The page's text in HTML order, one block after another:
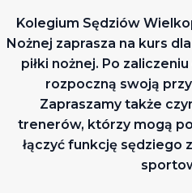
Kolegium Sędziów
Nożnej zaprasza na kurs
piłki nożnej. Po
rozpoczną swoją
Zapraszamy także
trenerów, którzy mogą
łączyć funkcję sędziego